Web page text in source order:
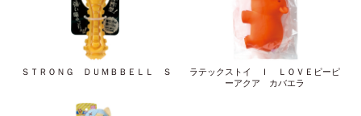
ＳＴＲＯＮＧ ＤＵＭＢＢＥＬＬ Ｓ
ラテックストイ Ｉ ＬＯＶＥピーピ
ーアクア カバエラ